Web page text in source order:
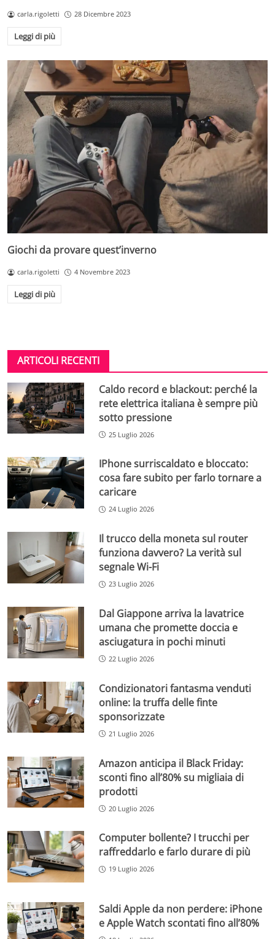
carla.rigoletti 28 Dicembre 2023
Leggi di più
Giochi da provare quest’inverno
carla.rigoletti 4 Novembre 2023
Leggi di più
ARTICOLI RECENTI
Caldo record e blackout: perché la
rete elettrica italiana è sempre più
sotto pressione
25 Luglio 2026
IPhone surriscaldato e bloccato:
cosa fare subito per farlo tornare a
caricare
24 Luglio 2026
Il trucco della moneta sul router
funziona davvero? La verità sul
segnale Wi-Fi
23 Luglio 2026
Dal Giappone arriva la lavatrice
umana che promette doccia e
asciugatura in pochi minuti
22 Luglio 2026
Condizionatori fantasma venduti
online: la truffa delle finte
sponsorizzate
21 Luglio 2026
Amazon anticipa il Black Friday:
sconti fino all’80% su migliaia di
prodotti
20 Luglio 2026
Computer bollente? I trucchi per
raffreddarlo e farlo durare di più
19 Luglio 2026
Saldi Apple da non perdere: iPhone
e Apple Watch scontati fino all’80%